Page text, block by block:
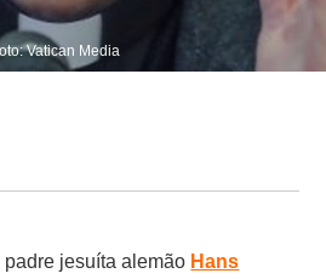
Vatican Media
padre jesuíta alemão Hans